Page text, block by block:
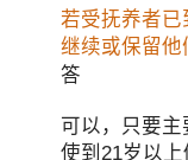
若受抚养者已
继续或保留他
答
可以，只要
使到21岁以上